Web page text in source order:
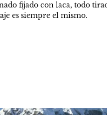
fijado con laca, todo
es siempre el mismo.